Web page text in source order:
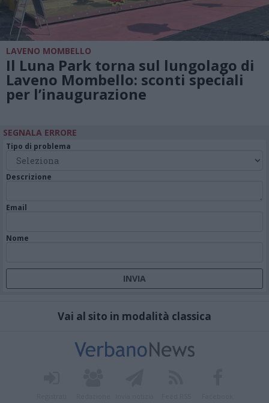
LAVENO MOMBELLO
Il Luna Park torna sul lungolago di
Laveno Mombello: sconti speciali
per l’inaugurazione
SEGNALA ERRORE
Tipo di problema
Descrizione
Email
Nome
Vai al sito in modalità classica